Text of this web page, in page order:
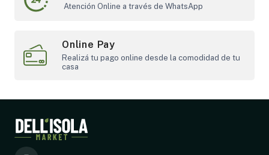
Atención Online a través de WhatsApp
Online Pay
Realizá tu pago online desde la comodidad de tu
casa